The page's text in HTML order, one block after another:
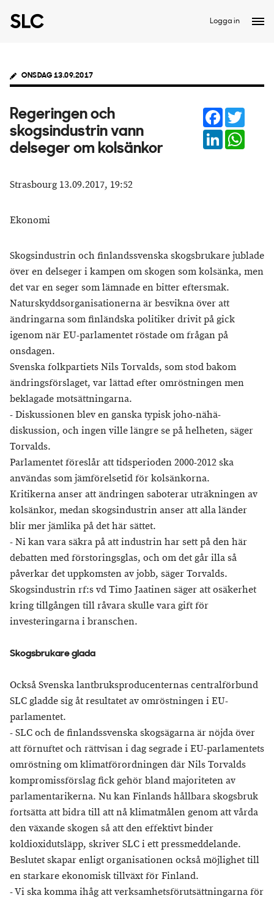
Logga in
ONSDAG 13.09.2017
Regeringen och
skogsindustrin vann
delseger om kolsänkor
Facebook
LinkedIn
Strasbourg 13.09.2017, 19:52
Ekonomi
Skogsindustrin och finlandssvenska skogsbrukare jublade
över en delseger i kampen om skogen som kolsänka, men
det var en seger som lämnade en bitter eftersmak.
Naturskyddsorganisationerna är besvikna över att
ändringarna som finländska politiker drivit på gick
igenom när EU-parlamentet röstade om frågan på
onsdagen.
Svenska folkpartiets Nils Torvalds, som stod bakom
ändringsförslaget, var lättad efter omröstningen men
beklagade motsättningarna.
- Diskussionen blev en ganska typisk joho-nähä-
diskussion, och ingen ville längre se på helheten, säger
Torvalds.
Parlamentet föreslår att tidsperioden 2000-2012 ska
användas som jämförelsetid för kolsänkorna.
Kritikerna anser att ändringen saboterar uträkningen av
kolsänkor, medan skogsindustrin anser att alla länder
blir mer jämlika på det här sättet.
- Ni kan vara säkra på att industrin har sett på den här
debatten med förstoringsglas, och om det går illa så
påverkar det uppkomsten av jobb, säger Torvalds.
Skogsindustrin rf:s vd Timo Jaatinen säger att osäkerhet
kring tillgången till råvara skulle vara gift för
investeringarna i branschen.
Skogsbrukare glada
Också Svenska lantbruksproducenternas centralförbund
SLC gladde sig åt resultatet av omröstningen i EU-
parlamentet.
- SLC och de finlandssvenska skogsägarna är nöjda över
att förnuftet och rättvisan i dag segrade i EU-parlamentets
omröstning om klimatförordningen där Nils Torvalds
kompromissförslag fick gehör bland majoriteten av
parlamentarikerna. Nu kan Finlands hållbara skogsbruk
fortsätta att bidra till att nå klimatmålen genom att vårda
den växande skogen så att den effektivt binder
koldioxidutsläpp, skriver SLC i ett pressmeddelande.
Beslutet skapar enligt organisationen också möjlighet till
en starkare ekonomisk tillväxt för Finland.
- Vi ska komma ihåg att verksamhetsförutsättningarna för